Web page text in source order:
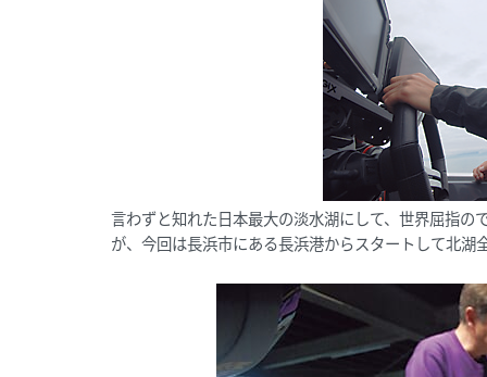
言わずと知れた日本最大の淡水湖にして、世界屈指
が、今回は長浜市にある長浜港からスタートして北湖